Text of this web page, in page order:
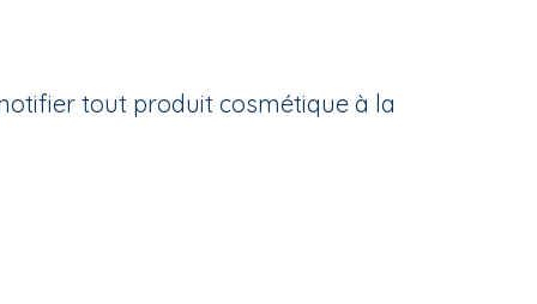
tout produit cosmétique à la